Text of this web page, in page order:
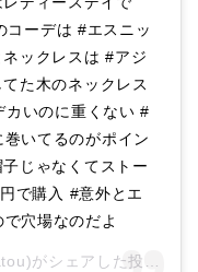
ーデは #エスニッ
ックレスは #アジ
た木のネックレス
いのに重くない #
いてるのがポイン
じゃなくてストー
で購入 #意外とエ
穴場なのだよ
がシェアした投稿 –